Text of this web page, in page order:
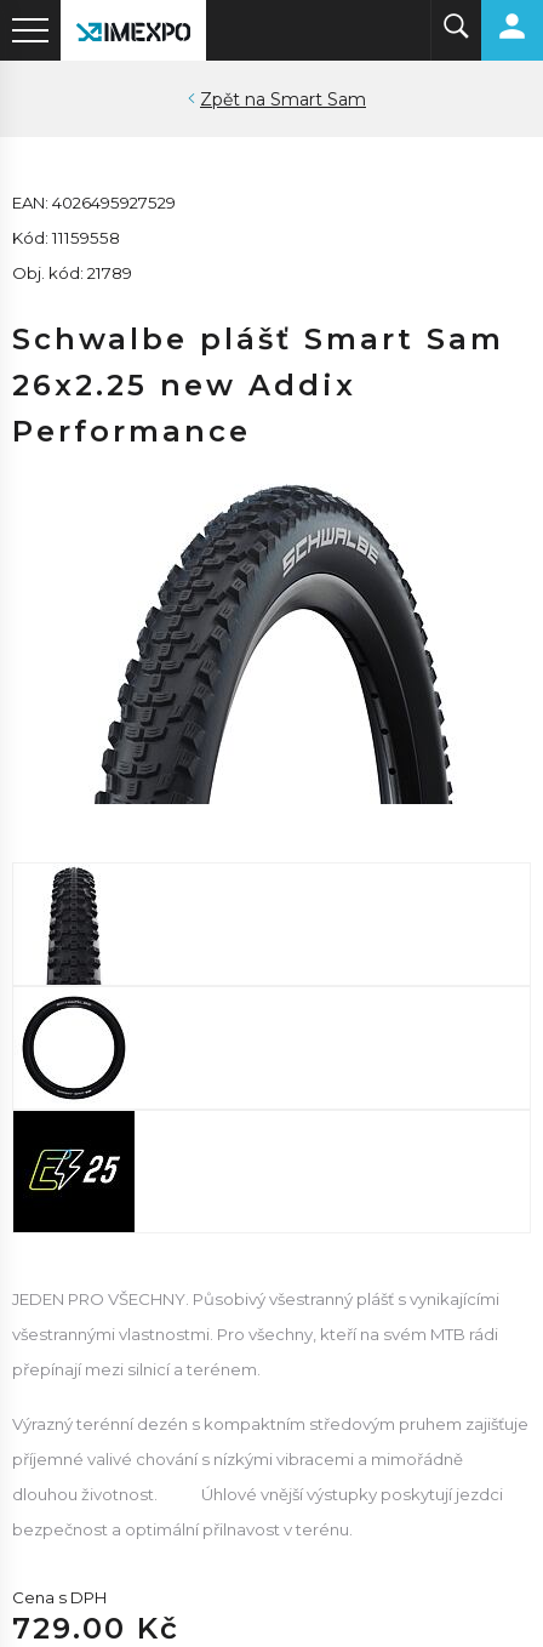
Smart Sam
EAN: 4026495927529
Kód: 11159558
Obj. kód: 21789
Schwalbe plášť Smart Sam
26x2.25 new Addix
Performance
JEDEN PRO VŠECHNY. Působivý všestranný plášť s vynikajícími
všestrannými vlastnostmi. Pro všechny, kteří na svém MTB rádi
přepínají mezi silnicí a terénem.
Výrazný terénní dezén s kompaktním středovým pruhem zajišťuje
příjemné valivé chování s nízkými vibracemi a mimořádně
dlouhou životnost. Úhlové vnější výstupky poskytují jezdci
bezpečnost a optimální přilnavost v terénu.
Cena s DPH
729.00 Kč